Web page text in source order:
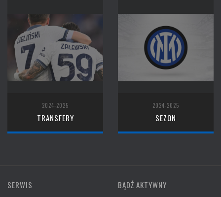
2024-2025
TRANSFERY
2024-2025
SEZON
SERWIS BĄDŹ AKTYWNY